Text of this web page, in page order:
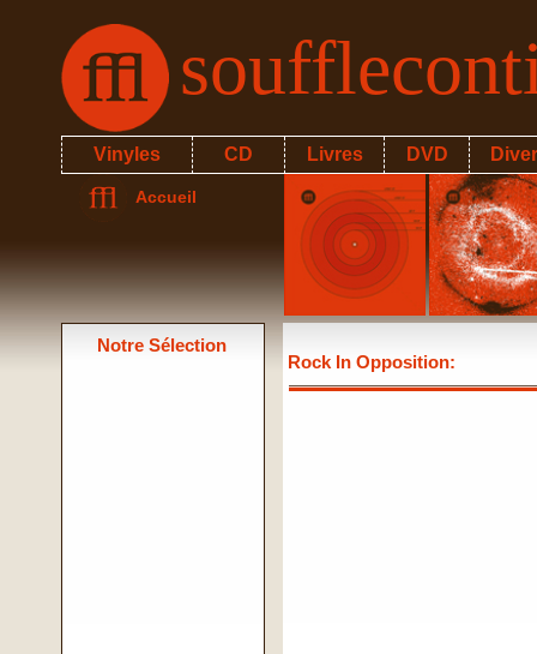
Vinyles CD Livres DVD
Accueil
Notre Sélection
Rock In Opposition: